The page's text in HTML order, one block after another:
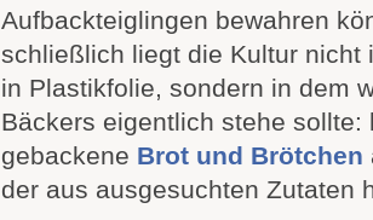
Aufbackteiglingen bewahren
schließlich liegt die Kultur nicht
in Plastikfolie, sondern in dem
Bäckers eigentlich stehe sollte:
gebackene Brot und Brötchen
der aus ausgesuchten Zutaten